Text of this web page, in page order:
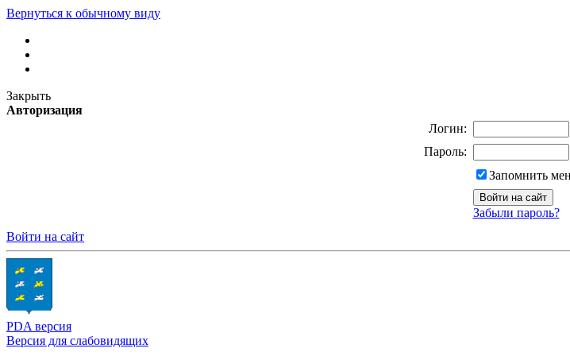
Вернуться к обычному виду
Закрыть
Авторизация
Логин:
Пароль:
Запомнить
Забыли пароль?
Войти на сайт
PDA версия
Версия для слабовидящих